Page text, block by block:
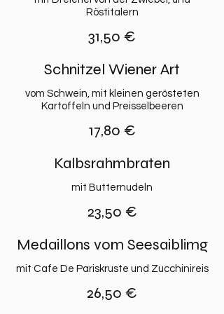
Röstitalern
31,50 €
Schnitzel Wiener Art
vom Schwein, mit kleinen gerösteten
Kartoffeln und Preisselbeeren
17,80 €
Kalbsrahmbraten
mit Butternudeln
23,50 €
Medaillons vom Seesaiblimg
mit Cafe De Pariskruste und Zucchinireis
26,50 €